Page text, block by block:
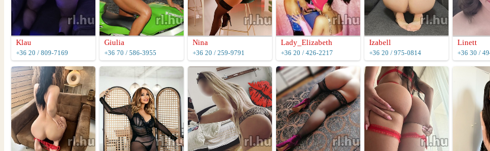
Klau
+36 20 / 809-7169
Giulia
+36 70 / 586-3955
Nina
+36 20 / 259-9791
Lady_Elizabeth
+36 20 / 426-2217
Izabell
+36 20 / 975-0814
Linett
+36 30 /